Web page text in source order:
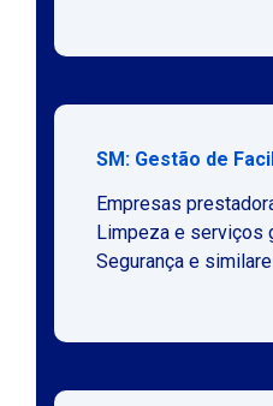
SM: Gestão de
Empresas
Limpeza e serviços
Segurança e